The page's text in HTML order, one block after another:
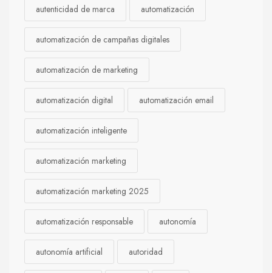
autenticidad de marca automatización
automatización de campañas digitales
automatización de marketing
automatización digital automatización email
automatización inteligente
automatización marketing
automatización marketing 2025
automatización responsable autonomía
autonomía artificial autoridad